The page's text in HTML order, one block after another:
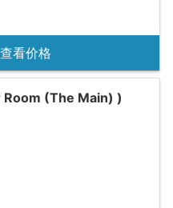
看价格
(The Main) )